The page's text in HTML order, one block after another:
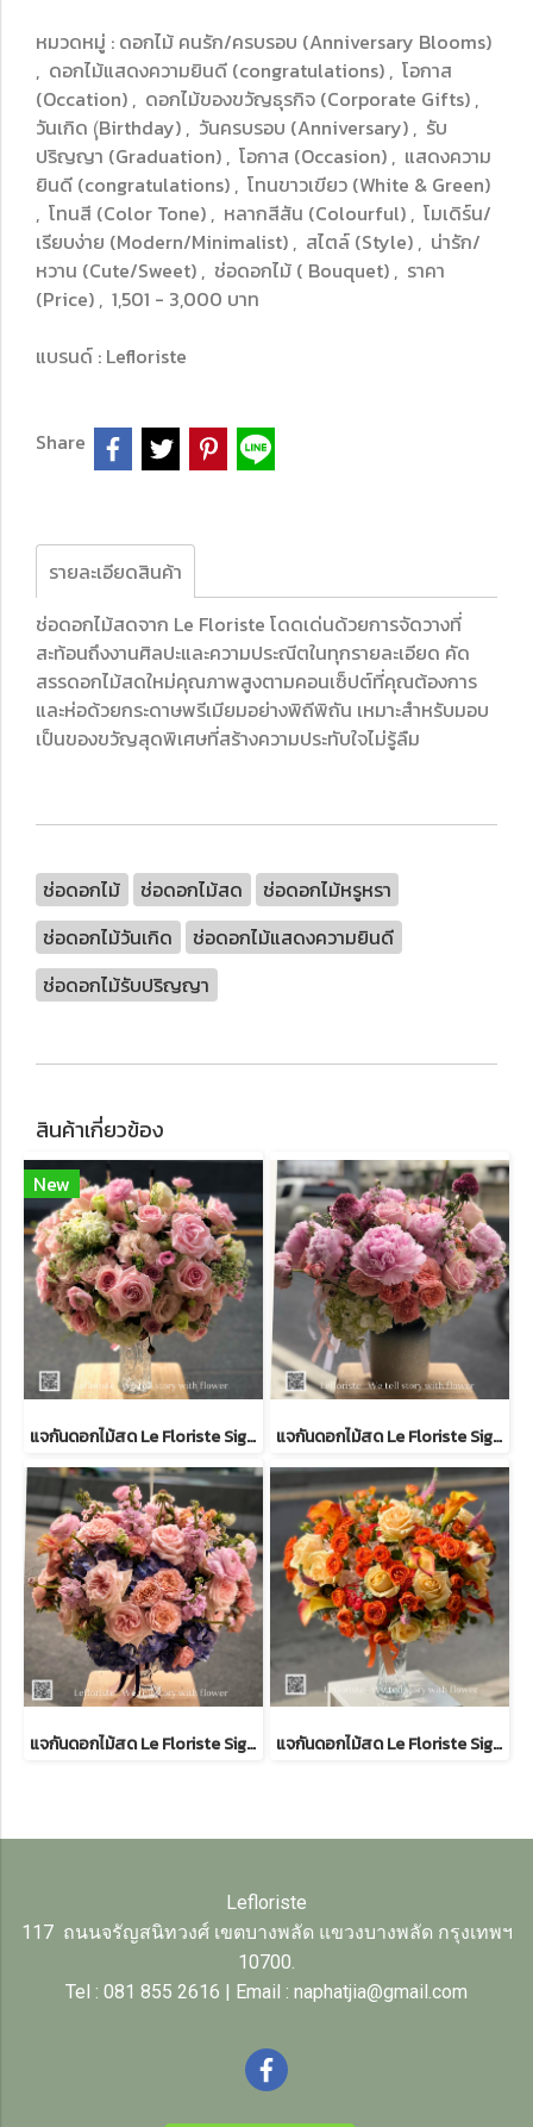
หมวดหมู่ : ดอกไม้ คนรัก/ครบรอบ (Anniversary Blooms)
, ดอกไม้แสดงความยินดี (congratulations) , โอกาส
(Occation) , ดอกไม้ของขวัญธุรกิจ (Corporate Gifts) ,
วันเกิด (ฺฺBirthday) , วันครบรอบ (Anniversary) , รับ
ปริญญา (Graduation) , โอกาส (Occasion) , แสดงความ
ยินดี (congratulations) , โทนขาวเขียว (White & Green)
, โทนสี (Color Tone) , หลากสีสัน (Colourful) , โมเดิร์น/
เรียบง่าย (Modern/Minimalist) , สไตล์ (Style) , น่ารัก/
หวาน (Cute/Sweet) , ช่อดอกไม้ ( Bouquet) , ราคา
(Price) , 1,501 - 3,000 บาท
แบรนด์ : Lefloriste
Share
รายละเอียดสินค้า
ช่อดอกไม้สดจาก Le Floriste โดดเด่นด้วยการจัดวางที่
สะท้อนถึงงานศิลปะและความประณีตในทุกรายละเอียด คัด
สรรดอกไม้สดใหม่คุณภาพสูงตามคอนเซ็ปต์ที่คุณต้องการ
และห่อด้วยกระดาษพรีเมียมอย่างพิถีพิถัน เหมาะสำหรับมอบ
เป็นของขวัญสุดพิเศษที่สร้างความประทับใจไม่รู้ลืม
ช่อดอกไม้ ช่อดอกไม้สด
ช่อดอกไม้หรูหรา
ช่อดอกไม้วันเกิด
ช่อดอกไม้แสดงความยินดี
ช่อดอกไม้รับปริญญา
สินค้าเกี่ยวข้อง
New
แจกันดอกไม้สด Le Floriste Signature Vases No. 21 (พรีเมียม) แจกันดอกไม้สด Le Floriste Signature Vases No.43 (พรีเมียม)I Peony Seasanal
แจกันดอกไม้สด Le Floriste Signature Vases No. 37 (พรีเมียม) แจกันดอกไม้สด Le Floriste Signature Vases No. 59 (พรีเมียม)
Lefloriste
117 ถนนจรัญสนิทวงศ์ เขตบางพลัด แขวงบางพลัด กรุงเทพฯ
10700.
Tel : 081 855 2616 | Email : naphatjia@gmail.com